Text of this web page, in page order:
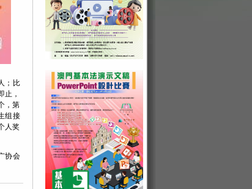
；比
止，
，第
组接
人奖
协会